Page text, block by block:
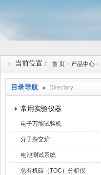
当前位置： 首 页 > 产品中心 >
目录导航 Directory
常用实验仪器
电子万能试验机
分子杂交炉
电池测试系统
总有机碳（TOC）分析仪